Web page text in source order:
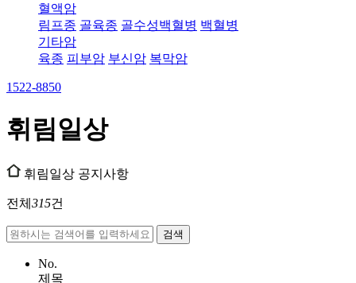
혈액암
림프종 골육종 골수성백혈병 백혈병
기타암
육종 피부암 부신암 복막암
1522-8850
휘림일상
휘림일상 공지사항
전체 315건
검색
No.
제목